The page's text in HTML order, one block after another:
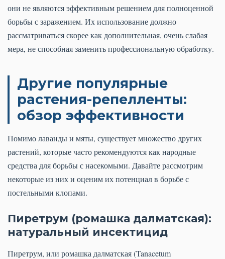
они не являются эффективным решением для полноценной
борьбы с заражением. Их использование должно
рассматриваться скорее как дополнительная, очень слабая
мера, не способная заменить профессиональную обработку.
Другие популярные
растения-репелленты:
обзор эффективности
Помимо лаванды и мяты, существует множество других
растений, которые часто рекомендуются как народные
средства для борьбы с насекомыми. Давайте рассмотрим
некоторые из них и оценим их потенциал в борьбе с
постельными клопами.
Пиретрум (ромашка далматская):
натуральный инсектицид
Пиретрум, или ромашка далматская (Tanacetum